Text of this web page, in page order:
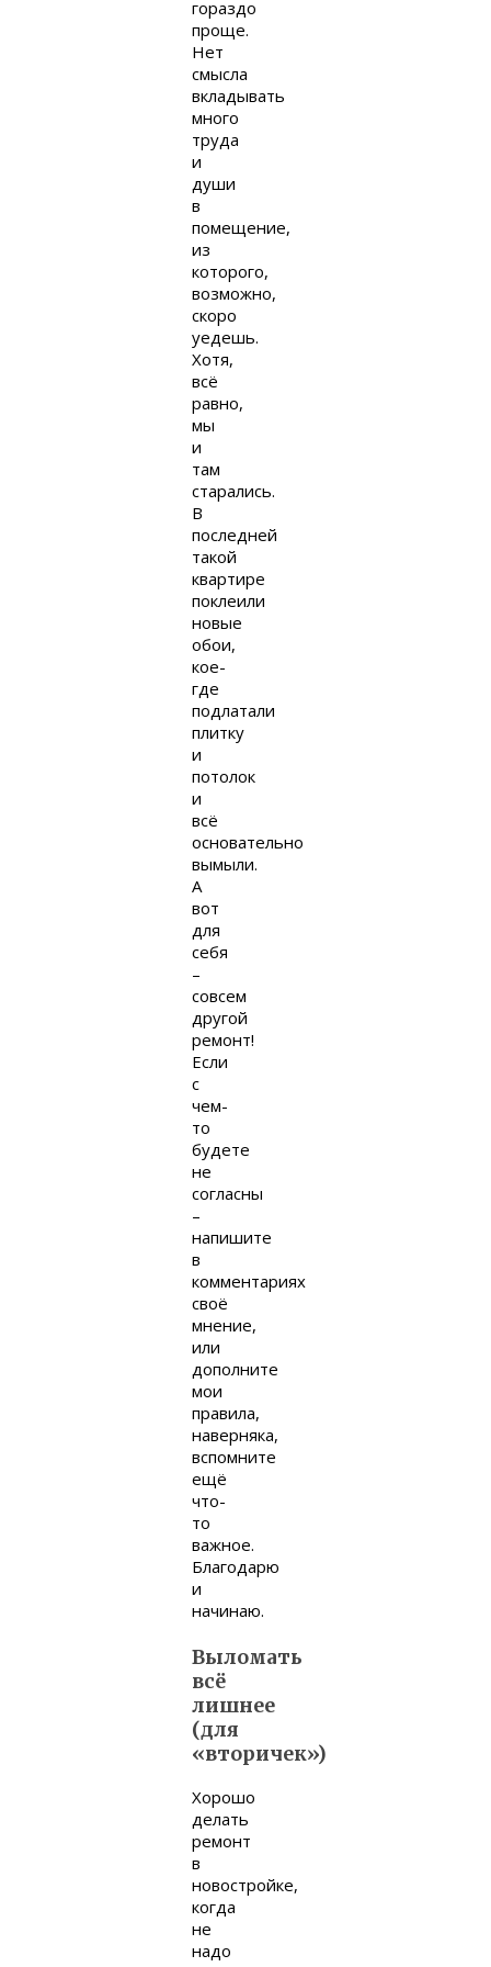
гораздо
проще.
Нет
смысла
вкладывать
много
труда
и
души
в
помещение,
из
которого,
возможно,
скоро
уедешь.
Хотя,
всё
равно,
мы
и
там
старались.
В
последней
такой
квартире
поклеили
новые
обои,
кое-
где
подлатали
плитку
и
потолок
и
всё
основательно
вымыли.
А
вот
для
себя
–
совсем
другой
ремонт!
Если
с
чем-
то
будете
не
согласны
–
напишите
в
комментариях
своё
мнение,
или
дополните
мои
правила,
наверняка,
вспомните
ещё
что-
то
важное.
Благодарю
и
начинаю.
Выломать
всё
лишнее
(для
«вторичек»)
Хорошо
делать
ремонт
в
новостройке,
когда
не
надо